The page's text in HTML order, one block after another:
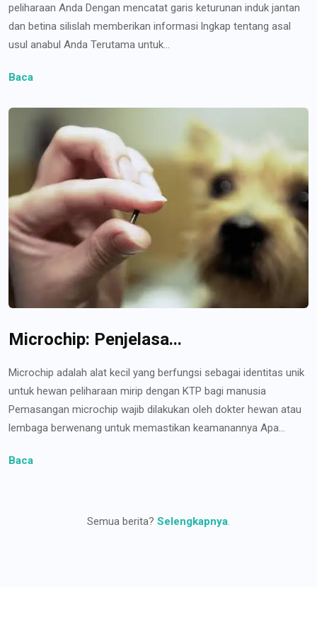
peliharaan Anda Dengan mencatat garis keturunan induk jantan
dan betina silislah memberikan informasi lngkap tentang asal
usul anabul Anda Terutama untuk...
Baca
Microchip: Penjelasa...
Microchip adalah alat kecil yang berfungsi sebagai identitas unik
untuk hewan peliharaan mirip dengan KTP bagi manusia
Pemasangan microchip wajib dilakukan oleh dokter hewan atau
lembaga berwenang untuk memastikan keamanannya Apa...
Baca
Semua berita? Selengkapnya.